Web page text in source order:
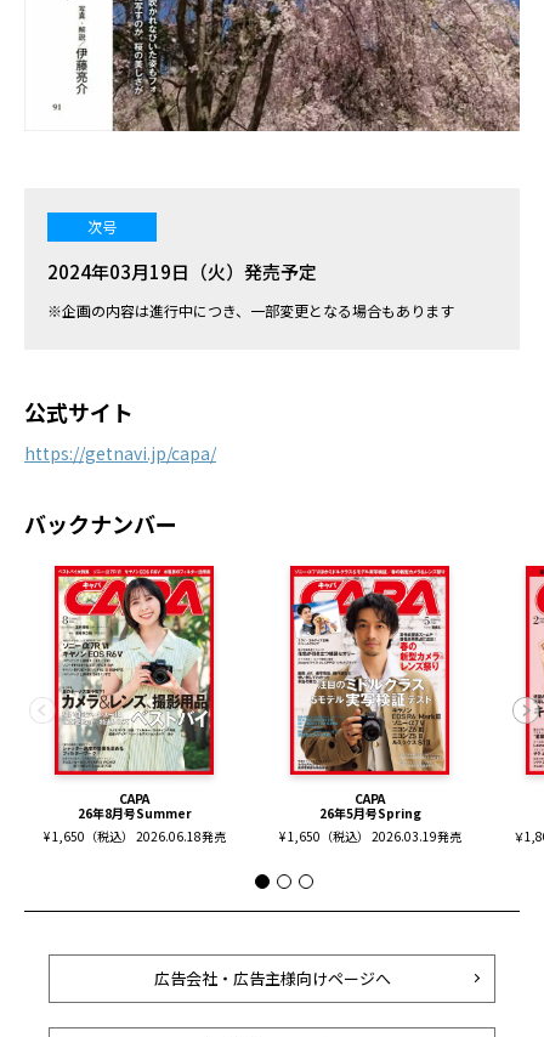
次号
2024年03月19日（火）発売予定
※企画の内容は進行中につき、一部変更となる場合もあります
公式サイト
https://getnavi.jp/capa/
バックナンバー
CAPA
26年8月号Summer
¥ 1,650（税込） 2026.06.18発売
CAPA
26年5月号Spring
¥ 1,650（税込） 2026.03.19発売
￥
広告会社・広告主様向けページへ